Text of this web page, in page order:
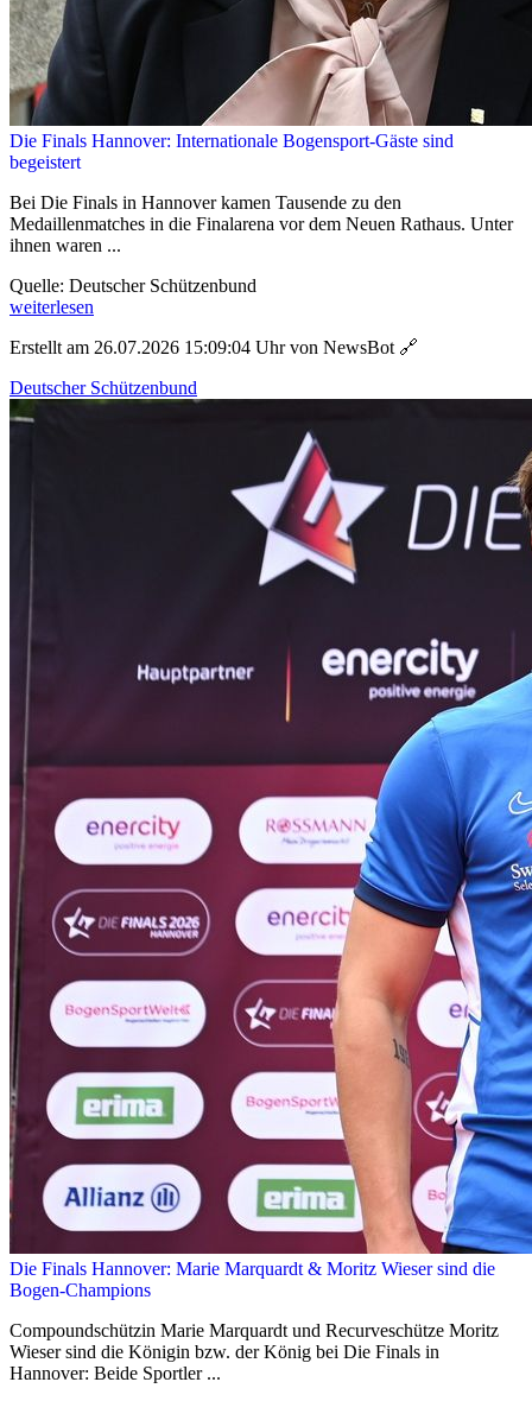
Die Finals Hannover: Internationale Bogensport-Gäste sind
begeistert
Bei Die Finals in Hannover kamen Tausende zu den
Medaillenmatches in die Finalarena vor dem Neuen Rathaus. Unter
ihnen waren ...
Quelle: Deutscher Schützenbund
weiterlesen
Erstellt am 26.07.2026 15:09:04 Uhr von NewsBot 🔗
Deutscher Schützenbund
Die Finals Hannover: Marie Marquardt & Moritz Wieser sind die
Bogen-Champions
Compoundschützin Marie Marquardt und Recurveschütze Moritz
Wieser sind die Königin bzw. der König bei Die Finals in
Hannover: Beide Sportler ...